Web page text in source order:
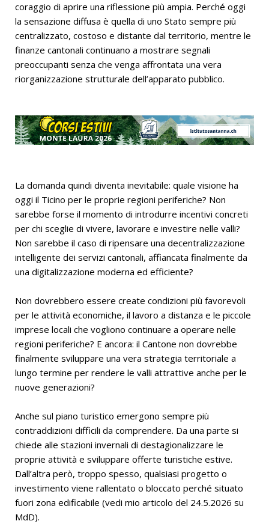
coraggio di aprire una riflessione più ampia. Perché oggi
la sensazione diffusa è quella di uno Stato sempre più
centralizzato, costoso e distante dal territorio, mentre le
finanze cantonali continuano a mostrare segnali
preoccupanti senza che venga affrontata una vera
riorganizzazione strutturale dell’apparato pubblico.
La domanda quindi diventa inevitabile: quale visione ha
oggi il Ticino per le proprie regioni periferiche? Non
sarebbe forse il momento di introdurre incentivi concreti
per chi sceglie di vivere, lavorare e investire nelle valli?
Non sarebbe il caso di ripensare una decentralizzazione
intelligente dei servizi cantonali, affiancata finalmente da
una digitalizzazione moderna ed efficiente?
Non dovrebbero essere create condizioni più favorevoli
per le attività economiche, il lavoro a distanza e le piccole
imprese locali che vogliono continuare a operare nelle
regioni periferiche? E ancora: il Cantone non dovrebbe
finalmente sviluppare una vera strategia territoriale a
lungo termine per rendere le valli attrattive anche per le
nuove generazioni?
Anche sul piano turistico emergono sempre più
contraddizioni difficili da comprendere. Da una parte si
chiede alle stazioni invernali di destagionalizzare le
proprie attività e sviluppare offerte turistiche estive.
Dall’altra però, troppo spesso, qualsiasi progetto o
investimento viene rallentato o bloccato perché situato
fuori zona edificabile (vedi mio articolo del 24.5.2026 su
MdD).